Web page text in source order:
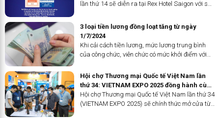
lần thứ 14 sẽ diễn ra tại Rex Hotel Saigon với sự
đạo, doanh nhân Việt Nam và Trung Quốc.
3 loại tiền lương đồng loạt tăng từ ngày
1/7/2024
Khi cải cách tiền lương, mức lương trung bình
của công chức, viên chức có mức khởi điểm với
Hội chợ Thương mại Quốc tế Việt Nam lần
thứ 34: VIETNAM EXPO 2025 đồng hành cùng
doanh nghiệp trong kỷ nguyên số
Hội chợ Thương mại Quốc tế Việt Nam lần thứ 34
(VIETNAM EXPO 2025) sẽ chính thức mở cửa từ